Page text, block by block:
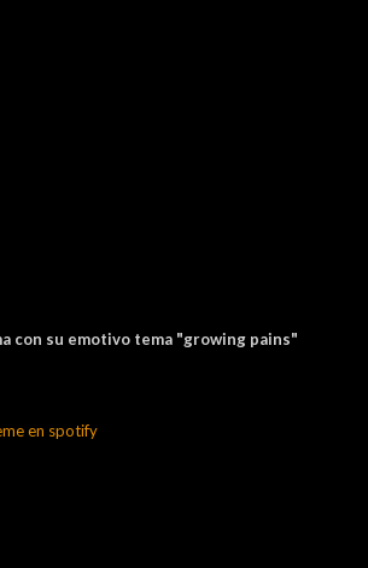
con su emotivo tema "growing pains"